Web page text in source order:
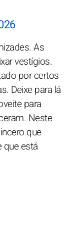
As
vestígios.
por certos
Deixe para lá
para
Neste
que
que está